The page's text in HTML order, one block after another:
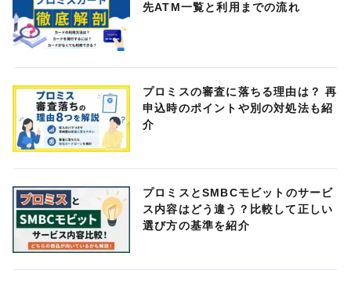
先ATM一覧と利用までの流れ
プロミスの審査に落ちる理由は？ 再
申込時のポイントや別の対処法も紹
介
プロミスとSMBCモビットのサービ
ス内容はどう違う？比較して正しい
選び方の基準を紹介